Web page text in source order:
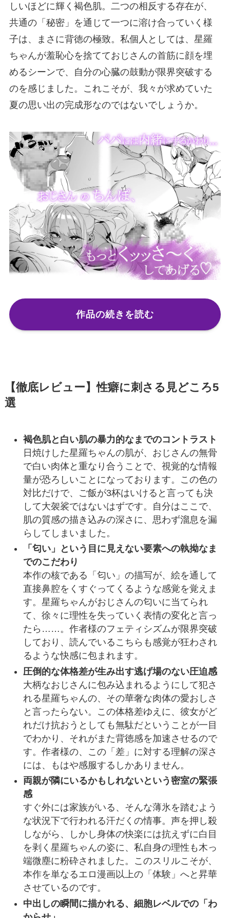
しいほどに輝く褐色肌。二つの相反する存在が、
共通の「秘密」を通じて一つに溶け合っていく様
子は、まさに背徳の極致。私個人としては、星羅
ちゃんが羞恥心を捨てておじさんの首筋に顔を埋
めるシーンで、自分の心臓の鼓動が限界突破する
のを感じました。これこそが、我々が求めていた
夏の思い出の完成形なのではないでしょうか。
作品の続きを読む
【徹底レビュー】性癖に刺さる見どころ5
選
褐色肌と白い肌の暴力的なまでのコントラスト
日焼けした星羅ちゃんの肌が、おじさんの無骨
で白い肉体と重なり合うことで、視覚的な情報
量が恐ろしいことになっております。この色の
対比だけで、ご飯が3杯はいけると言っても決
して大袈裟ではないはずです。自分はここで、
肌の質感の描き込みの深さに、思わず溜息を漏
らしてしまいました。
「匂い」という目に見えない要素への執拗なま
でのこだわり
本作の核である「匂い」の描写が、絵を通して
直接鼻腔をくすぐってくるような感覚を覚えま
す。星羅ちゃんがおじさんの匂いに当てられ
て、徐々に理性を失っていく表情の変化と言っ
たら……。作者様のフェティシズムが限界突破
しており、読んでいるこちらも感覚が狂わされ
るような快感に包まれます。
圧倒的な体格差が生み出す逃げ場のない圧迫感
大柄なおじさんに包み込まれるようにして犯さ
れる星羅ちゃんの、その華奢な肉体の愛おしさ
と言ったらない。この体格差ゆえに、彼女がど
れだけ抗おうとしても無駄だということが一目
でわかり、それがまた背徳感を加速させるので
す。作者様の、この「差」に対する理解の深さ
には、もはや感服するしかありません。
両親が隣にいるかもしれないという密室の緊張
感
すぐ外には家族がいる、そんな薄氷を踏むよう
な状況下で行われる汗だくの情事。声を押し殺
しながら、しかし身体の快楽には抗えずに白目
を剥く星羅ちゃんの姿に、私自身の理性も木っ
端微塵に粉砕されました。このスリルこそが、
本作を単なるエロ漫画以上の「体験」へと昇華
させているのです。
中出しの瞬間に描かれる、細胞レベルでの「わ